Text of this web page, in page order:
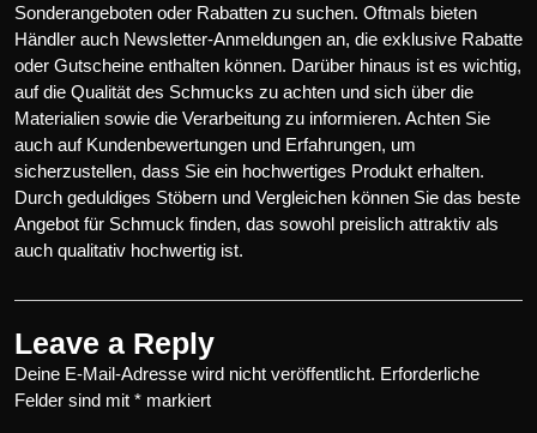
Sonderangeboten oder Rabatten zu suchen. Oftmals bieten
Händler auch Newsletter-Anmeldungen an, die exklusive Rabatte
oder Gutscheine enthalten können. Darüber hinaus ist es wichtig,
auf die Qualität des Schmucks zu achten und sich über die
Materialien sowie die Verarbeitung zu informieren. Achten Sie
auch auf Kundenbewertungen und Erfahrungen, um
sicherzustellen, dass Sie ein hochwertiges Produkt erhalten.
Durch geduldiges Stöbern und Vergleichen können Sie das beste
Angebot für Schmuck finden, das sowohl preislich attraktiv als
auch qualitativ hochwertig ist.
Leave a Reply
Deine E-Mail-Adresse wird nicht veröffentlicht. Erforderliche
Felder sind mit * markiert